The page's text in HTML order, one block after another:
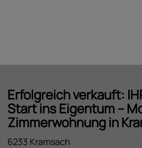
Erfolgreich verkauft:
Start ins Eigentum –
Zimmerwohnung in
6233 Kramsach